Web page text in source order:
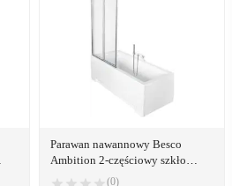
Parawan nawannowy Besco
Ambition 2-częściowy szkło
przejrzyste, profil chrom (PAP-2S)
(0)